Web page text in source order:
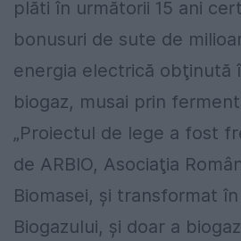
plăti în următorii 15 ani
bonusuri de sute de
energia electrică obţinută
biogaz, musai prin
„Proiectul de lege a fost
de ARBIO, Asociaţia
Biomasei, şi transformat
Biogazului, şi doar a